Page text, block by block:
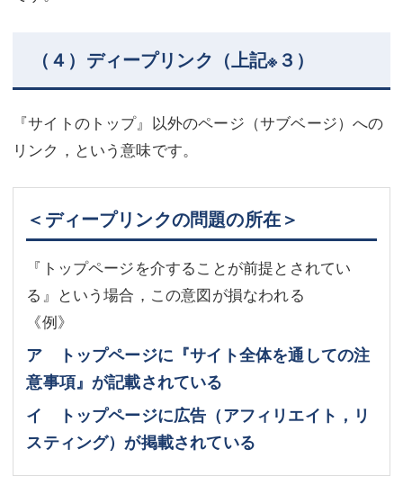
（４）ディープリンク（上記※３）
『サイトのトップ』以外のページ（サブベージ）への
リンク，という意味です。
＜ディープリンクの問題の所在＞
『トップページを介することが前提とされてい
る』という場合，この意図が損なわれる
《例》
ア トップページに『サイト全体を通しての注
意事項』が記載されている
イ トップページに広告（アフィリエイト，リ
スティング）が掲載されている